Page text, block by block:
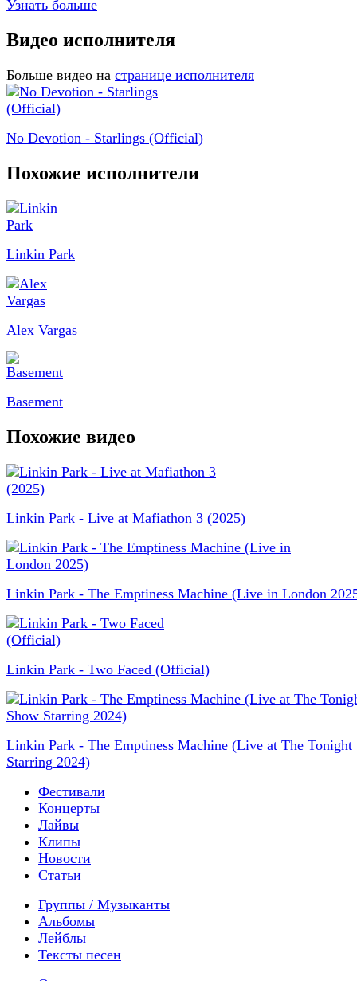
Узнать больше
Видео исполнителя
Больше видео на странице исполнителя
No Devotion - Starlings (Official)
Похожие исполнители
Linkin Park
Alex Vargas
Basement
Похожие видео
Linkin Park - Live at Mafiathon 3 (2025)
Linkin Park - The Emptiness Machine (Live in London
Linkin Park - Two Faced (Official)
Linkin Park - The Emptiness Machine (Live at The Tonight
Starring 2024)
Фестивали
Концерты
Лайвы
Клипы
Новости
Статьи
Группы / Музыканты
Альбомы
Лейблы
Тексты песен